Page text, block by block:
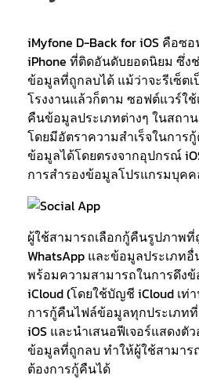
iMyfone D-Back for iOS คือ
iPhone ที่ติดอันดับยอดนิยม ซึ่ง
ข้อมูลที่ถูกลบได้ แม้ว่าจะรีเซ็ต
โรงงานแล้วก็ตาม ซอฟต์แวร์ใ
คืนข้อมูลประเภทต่างๆ ในสถ
โดยมีอัตราความสำเร็จในกา
ข้อมูลได้โดยตรงจากอุปกรณ์
การสำรองข้อมูลโปรแกรมบุค
ผู้ใช้สามารถเลือกกู้คืนรูปภาพ
WhatsApp และข้อมูลประเภทอื่
พร้อมความสามารถในการดึง
iCloud (โดยใช้บัญชี iCloud เท่
การกู้คืนไฟล์ข้อมูลทุกประเภท
iOS และนำเสนอฟีเจอร์แสดงตั
ข้อมูลที่ถูกลบ ทำให้ผู้ใช้สามาร
ต้องการกู้คืนได้